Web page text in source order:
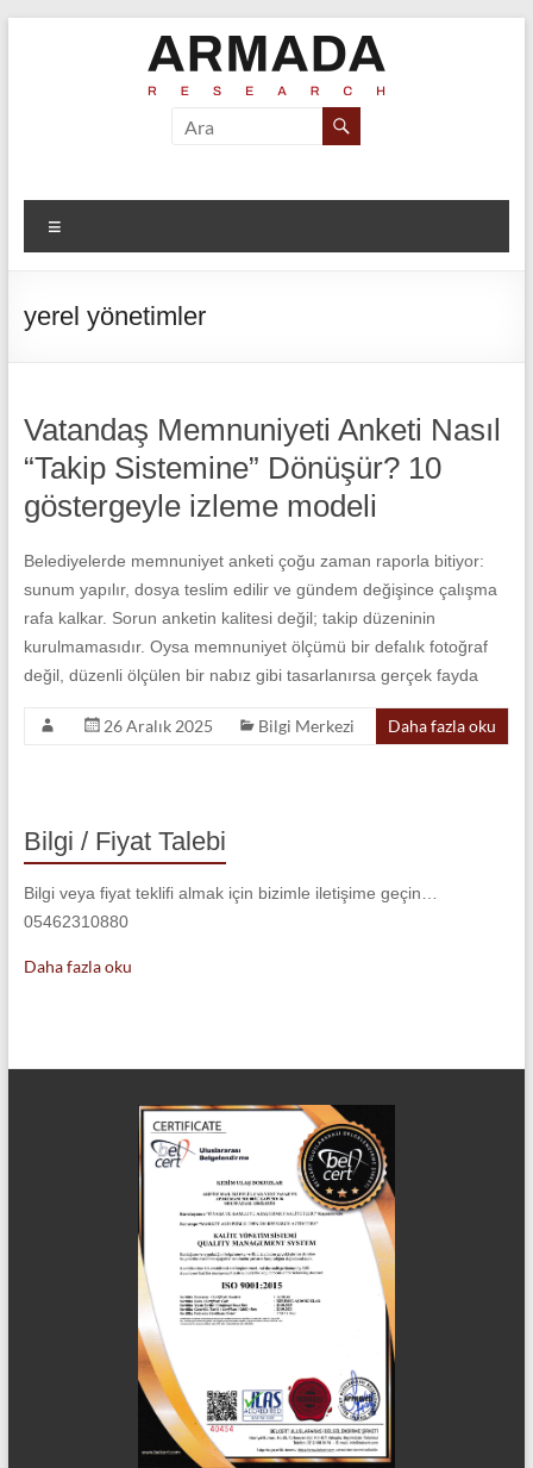
Armada
İletişim
Danışmanlığı
yerel yönetimler
Vatandaş Memnuniyeti Anketi Nasıl
“Takip Sistemine” Dönüşür? 10
göstergeyle izleme modeli
Belediyelerde memnuniyet anketi çoğu zaman raporla bitiyor:
sunum yapılır, dosya teslim edilir ve gündem değişince çalışma
rafa kalkar. Sorun anketin kalitesi değil; takip düzeninin
kurulmamasıdır. Oysa memnuniyet ölçümü bir defalık fotoğraf
değil, düzenli ölçülen bir nabız gibi tasarlanırsa gerçek fayda
26 Aralık 2025 Bilgi Merkezi Daha fazla oku
Bilgi / Fiyat Talebi
Bilgi veya fiyat teklifi almak için bizimle iletişime geçin…
05462310880
Daha fazla oku